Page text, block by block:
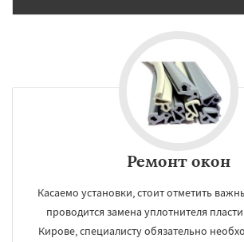
Ремонт окон
Касаемо установки, стоит отметить
проводится замена уплотнителя
Кирове, специалисту обязательно